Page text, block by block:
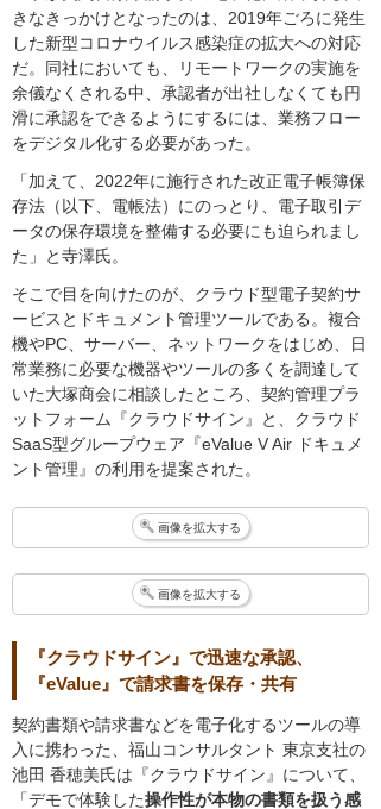
きなきっかけとなったのは、2019年ごろに発生
した新型コロナウイルス感染症の拡大への対応
だ。同社においても、リモートワークの実施を
余儀なくされる中、承認者が出社しなくても円
滑に承認をできるようにするには、業務フロー
をデジタル化する必要があった。
「加えて、2022年に施行された改正電子帳簿保
存法（以下、電帳法）にのっとり、電子取引デ
ータの保存環境を整備する必要にも迫られまし
た」と寺澤氏。
そこで目を向けたのが、クラウド型電子契約サ
ービスとドキュメント管理ツールである。複合
機やPC、サーバー、ネットワークをはじめ、日
常業務に必要な機器やツールの多くを調達して
いた大塚商会に相談したところ、契約管理プラ
ットフォーム『クラウドサイン』と、クラウド
SaaS型グループウェア『eValue V Air ドキュメ
ント管理』の利用を提案された。
画像を拡大する
画像を拡大する
『クラウドサイン』で迅速な承認、
『eValue』で請求書を保存・共有
契約書類や請求書などを電子化するツールの導
入に携わった、福山コンサルタント 東京支社の
池田 香穂美氏は『クラウドサイン』について、
「デモで体験した操作性が本物の書類を扱う感